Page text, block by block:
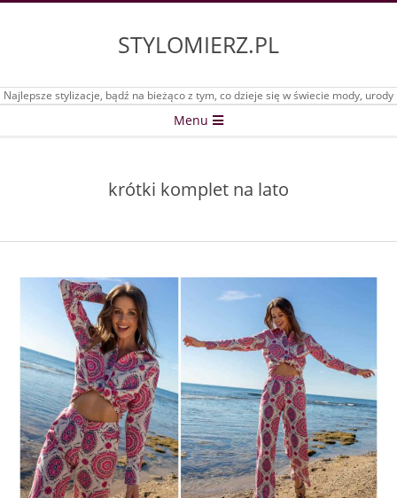
STYLOMIERZ.PL
Najlepsze stylizacje, bądź na bieżąco z tym, co dzieje się w świecie mody, urody
Menu
krótki komplet na lato